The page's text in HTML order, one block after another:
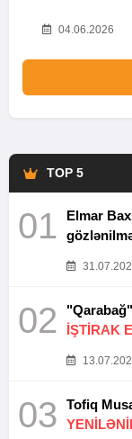
04.06.2026
TOP 5
01
Elmar
02
İŞTİRAK
03